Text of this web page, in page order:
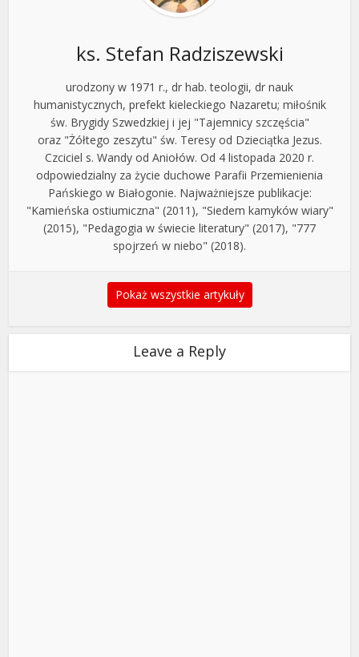
ks. Stefan Radziszewski
urodzony w 1971 r., dr hab. teologii, dr nauk
humanistycznych, prefekt kieleckiego Nazaretu; miłośnik
św. Brygidy Szwedzkiej i jej "Tajemnicy szczęścia"
oraz "Żółtego zeszytu" św. Teresy od Dzieciątka Jezus.
Czciciel s. Wandy od Aniołów. Od 4 listopada 2020 r.
odpowiedzialny za życie duchowe Parafii Przemienienia
Pańskiego w Białogonie. Najważniejsze publikacje:
"Kamieńska ostiumiczna" (2011), "Siedem kamyków wiary"
(2015), "Pedagogia w świecie literatury" (2017), "777
spojrzeń w niebo" (2018).
Pokaż wszystkie artykuły
Leave a Reply